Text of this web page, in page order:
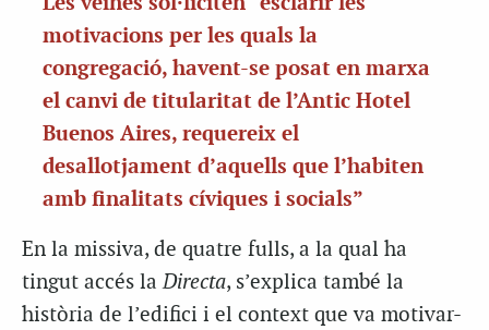
motivacions per les quals la
congregació, havent-se posat en marxa
el canvi de titularitat de l’Antic Hotel
Buenos Aires, requereix el
desallotjament d’aquells que l’habiten
amb finalitats cíviques i socials”
En la missiva, de quatre fulls, a la qual ha
tingut accés laDirecta, s’explica també la
història de l’edifici i el context que va motivar-